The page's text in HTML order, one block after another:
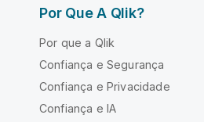
Por Que A Qlik?
Por que a Qlik
Confiança e Segurança
Confiança e Privacidade
Confiança e IA